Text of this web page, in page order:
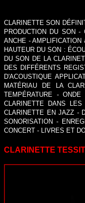
CLARINETTE SON
PRODUCTION DU SON -
ANCHE -AMPLIFICATION
HAUTEUR DU SON :
DU SON DE LA
DES DIFFÉRENTS
D'ACOUSTIQUE
MATÉRIAU DE LA
TEMPÉRATURE -ONDE
CLARINETTE DANS
CLARINETTE EN JAZZ -
SONORISATION -
CONCERT - LIVRES ET
CLARINETTE